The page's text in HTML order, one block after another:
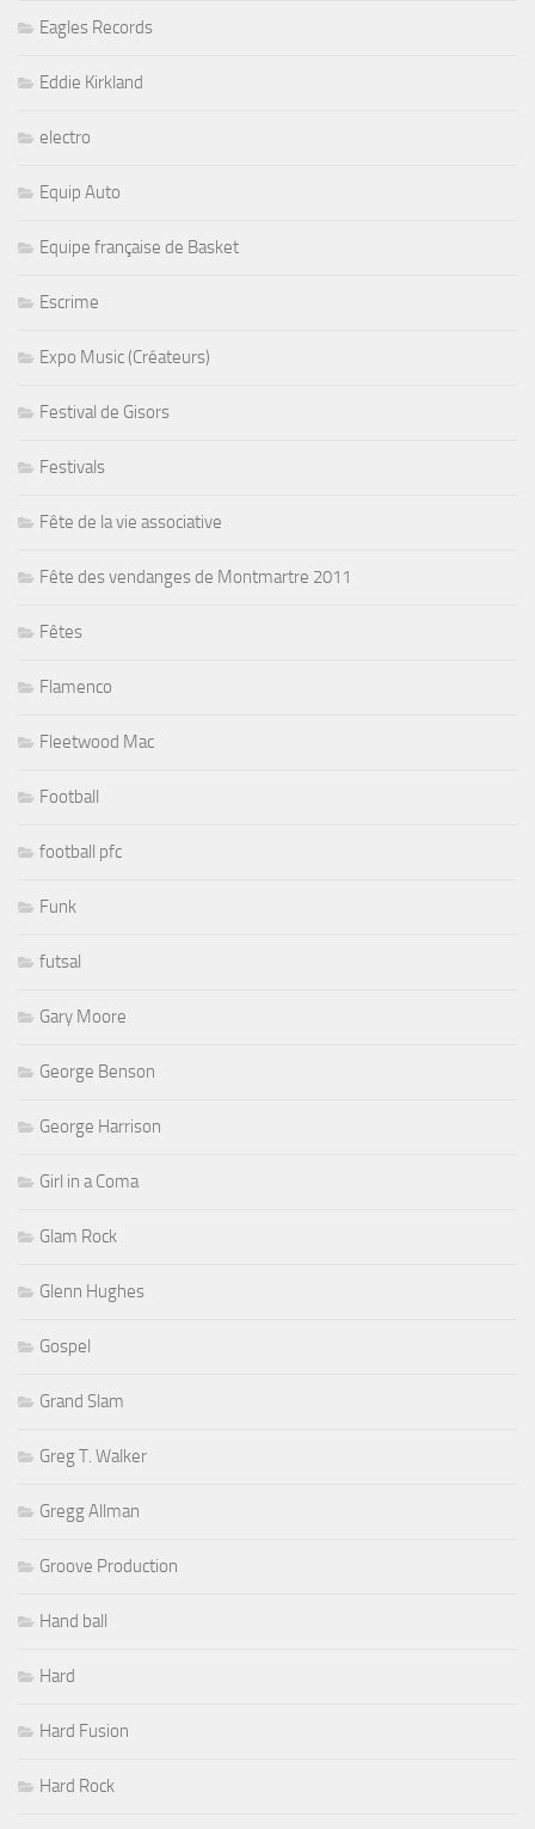
Eagles Records
Eddie Kirkland
electro
Equip Auto
Equipe française de Basket
Escrime
Expo Music (Créateurs)
Festival de Gisors
Festivals
Fête de la vie associative
Fête des vendanges de Montmartre 2011
Fêtes
Flamenco
Fleetwood Mac
Football
football pfc
Funk
futsal
Gary Moore
George Benson
George Harrison
Girl in a Coma
Glam Rock
Glenn Hughes
Gospel
Grand Slam
Greg T. Walker
Gregg Allman
Groove Production
Hand ball
Hard
Hard Fusion
Hard Rock